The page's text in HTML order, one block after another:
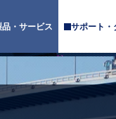
品・サービス
サ
メ
ュ
ー
が
サポート・